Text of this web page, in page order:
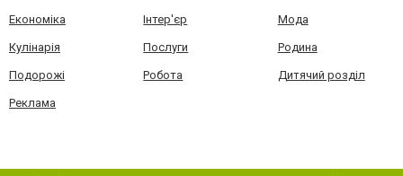
Економіка Інтер'єр Мода
Кулінарія Послуги Родина
Подорожі Робота Дитячий розділ
Реклама